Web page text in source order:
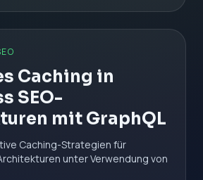
Caching in
SEO-
mit GraphQL
Caching-Strategien für
unter Verwendung von